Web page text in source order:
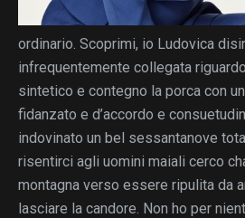
ordinario. Scoprimi, io Ludovica
infrequentemente collegata
sintetico e contegno la porca con
fidanzato e d’accordo e
indovinato un bel sessantanove
risentirci agli uomini maiali cerco
montagna verso essere ripulita da
lasciare la candore. Non ho per